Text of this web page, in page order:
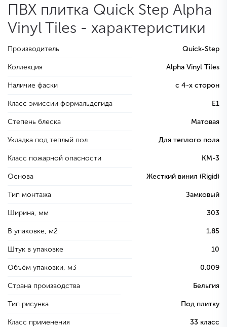
ПВХ плитка Quick Step Alpha
Vinyl Tiles - характеристики
Производитель Quick-Step
Коллекция Alpha Vinyl Tiles
Наличие фаски с 4-х сторон
Класс эмиссии формальдегида E1
Степень блеска Матовая
Укладка под теплый пол Для теплого пола
Класс пожарной опасности КМ-3
Основа Жесткий винил (Rigid)
Тип монтажа Замковый
Ширина, мм 303
В упаковке, м2 1.85
Штук в упаковке 10
Объём упаковки, м3 0.009
Страна производства Бельгия
Тип рисунка Под плитку
Класс применения 33 класс